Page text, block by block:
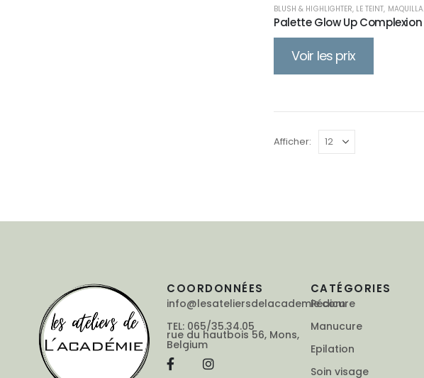
BLUSH & HIGHLIGHTER, LE TEINT, MAQUILLAGE
Palette Glow Up Complexion
Voir les prix
Afficher:
COORDONNÉES
info@lesateliersdelacademie.com
TEL: 065/35.34.05
rue du hautbois 56, Mons,
Belgium
CATÉGORIES
Pédicure
Manucure
Epilation
Soin visage